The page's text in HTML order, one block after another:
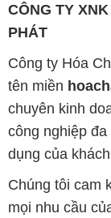
chuyên kinh
công nghiệp đa
dụng của
Chúng tôi cam
mọi nhu cầu
Công ty chúng
hóa chất chất
đảm bảo sự
Uy tín là một